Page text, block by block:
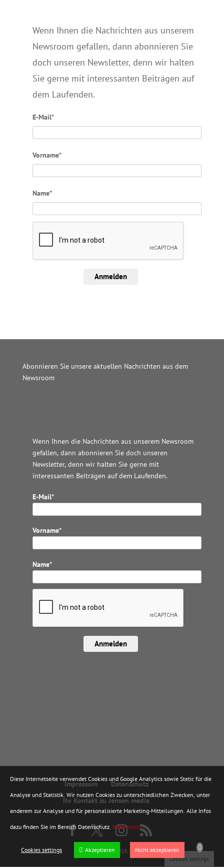
Wenn Ihnen die Nachrichten aus unserem
Newsroom gefallen, dann abonnieren Sie
doch unseren Newsletter, denn wir halten
Sie gerne mit interessanten Beiträgen auf
dem Laufenden.
E-Mail*
Vorname*
Name*
Anmelden
Abonnieren Sie unsere aktuellen Nachrichten aus dem
Newsroom
Wenn Ihnen die Nachrichten aus unserem Newsroom
gefallen, dann abonnieren Sie doch unseren
Newsletter, denn wir halten Sie gerne mit
interessanten Beiträgen auf dem Laufenden.
E-Mail*
Vorname*
Name*
Anmelden
Impressum
Datenschutz
Ihr Kontakt zu Jensen media
© JENSEN MEDIA GMBH
Diese Internetseite verwendet Cookies und Google Analytics sowie Stetic für die
Analyse und Statistik. Wir nutzen Cookies zu unterschiedlichen Zwecken, unter
anderem zur Analyse und für personalisierte Marketing-Mitteilungen. Alle Infos
dazu finden Sie im Bereich Datenschutz. View more
Cookies settings Akzeptieren Nicht akzeptieren
Cookies settings